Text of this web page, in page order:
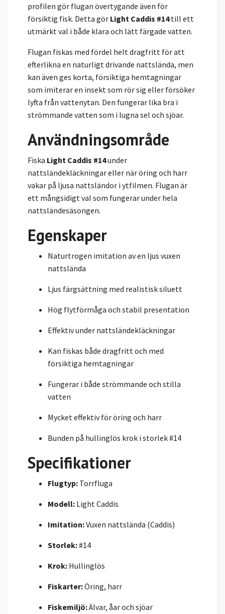
profilen gör flugan övertygande även för
försiktig fisk. Detta gör Light Caddis #14till ett
utmärkt val i både klara och lätt färgade vatten.
Flugan fiskas med fördel helt dragfritt för att
efterlikna en naturligt drivande nattslända, men
kan även ges korta, försiktiga hemtagningar
som imiterar en insekt som rör sig eller försöker
lyfta från vattenytan. Den fungerar lika bra i
strömmande vatten som i lugna sel och sjöar.
Användningsområde
Fiska Light Caddis #14under
nattsländekläckningar eller när öring och harr
vakar på ljusa nattsländor i ytfilmen. Flugan är
ett mångsidigt val som fungerar under hela
nattsländesäsongen.
Egenskaper
Naturtrogen imitation av en ljus vuxen
nattslända
Ljus färgsättning med realistisk siluett
Hög flytförmåga och stabil presentation
Effektiv under nattsländekläckningar
Kan fiskas både dragfritt och med
försiktiga hemtagningar
Fungerar i både strömmande och stilla
vatten
Mycket effektiv för öring och harr
Bunden på hullinglös krok i storlek #14
Specifikationer
Flugtyp: Torrfluga
Modell: Light Caddis
Imitation:Vuxen nattslända (Caddis)
Storlek:#14
Krok: Hullinglös
Fiskarter:Öring, harr
Fiskemiljö:Älvar, åar och sjöar